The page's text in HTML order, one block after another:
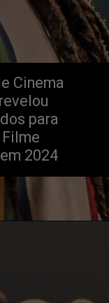
Cinema
para
2024